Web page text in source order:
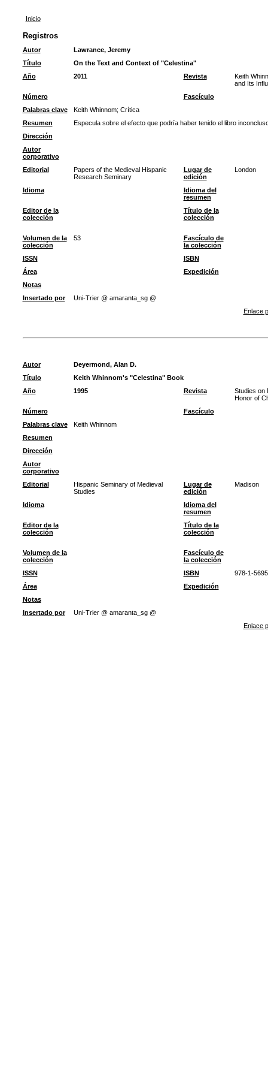
Inicio
Registros
Autor
Lawrance, Jeremy
Título
On the Text and Context of "Celestina"
Año
2011 Revista
Keith
and Its
Número
Fascículo
Palabras clave
Keith Whinnom; Crítica
Resumen
Especula sobre el efecto que podría haber tenido el libro
Dirección
Autor
corporativo
Editorial
Papers of the Medieval Hispanic
Research Seminary
Lugar de
edición
London
Idioma
Idioma del
resumen
Editor de la
colección
Título de la
colección
Volumen de la
colección
53
Fascículo de
la colección
ISSN
ISBN
Área
Expedición
Notas
Insertado por
Uni-Trier @ amaranta_sg @
Enlace
Autor
Deyermond, Alan D.
Título
Keith Whinnom's "Celestina" Book
Año
1995 Revista
Studies on
Honor of
Número
Fascículo
Palabras clave
Keith Whinnom
Resumen
Dirección
Autor
corporativo
Editorial
Hispanic Seminary of Medieval
Studies
Lugar de
edición
Madison
Idioma
Idioma del
resumen
Editor de la
colección
Título de la
colección
Volumen de la
colección
Fascículo de
la colección
ISSN
ISBN
978-1-
Área
Expedición
Notas
Insertado por
Uni-Trier @ amaranta_sg @
Enlace